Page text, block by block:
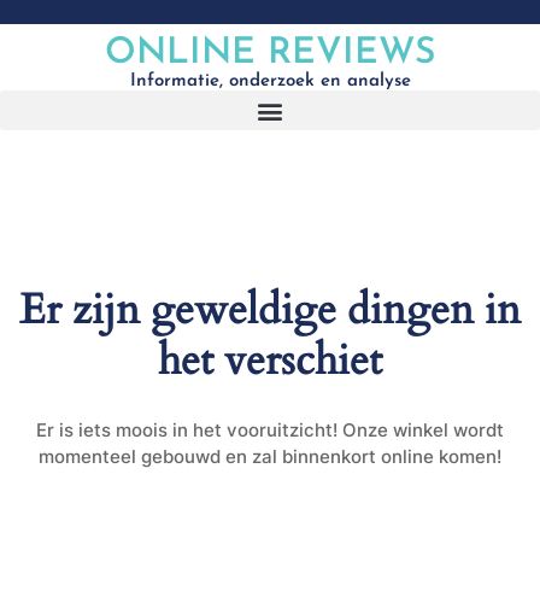
ONLINE REVIEWS
Informatie, onderzoek en analyse
Er zijn geweldige dingen in
het verschiet
Er is iets moois in het vooruitzicht! Onze winkel wordt
momenteel gebouwd en zal binnenkort online komen!